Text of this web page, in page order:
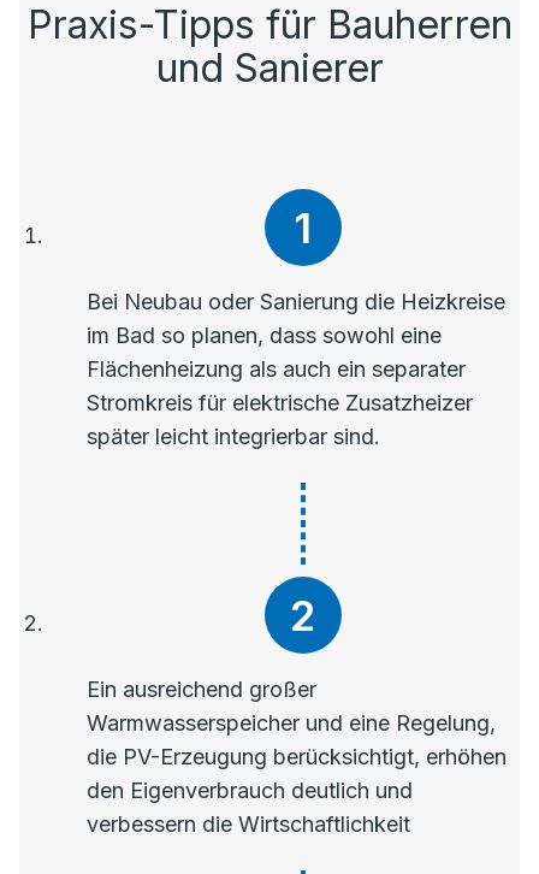
Praxis-Tipps für Bauherren
und Sanierer
Bei Neubau oder Sanierung die Heizkreise
im Bad so planen, dass sowohl eine
Flächenheizung als auch ein separater
Stromkreis für elektrische Zusatzheizer
später leicht integrierbar sind.
Ein ausreichend großer
Warmwasserspeicher und eine Regelung,
die PV-Erzeugung berücksichtigt, erhöhen
den Eigenverbrauch deutlich und
verbessern die Wirtschaftlichkeit